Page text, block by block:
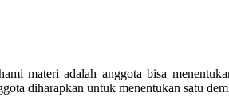
materi adalah anggota bisa
diharapkan untuk menentukan satu